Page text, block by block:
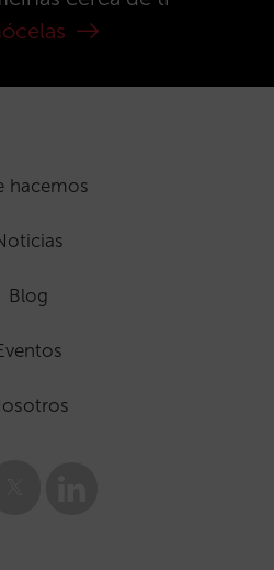
hacemos
Blog